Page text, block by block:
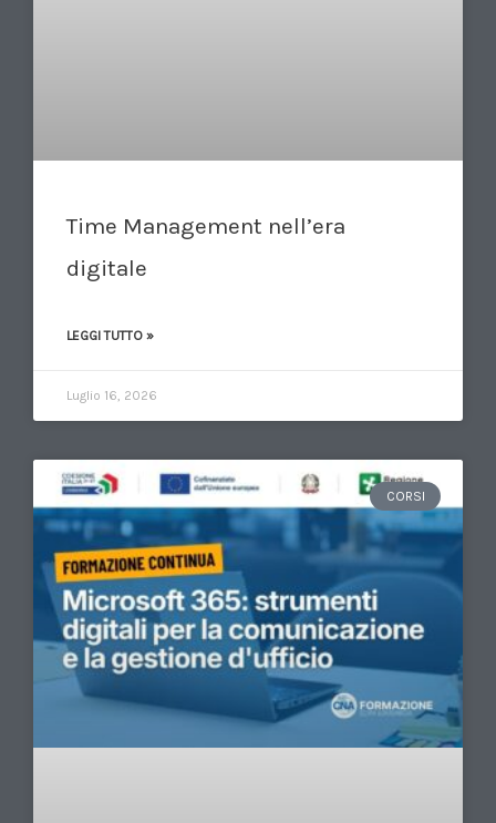
Time Management nell’era
digitale
LEGGI TUTTO »
Luglio 16, 2026
CORSI